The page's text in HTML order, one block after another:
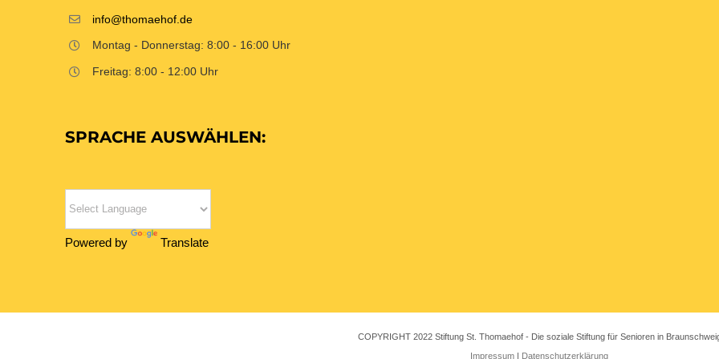
info@thomaehof.de
Montag - Donnerstag: 8:00 - 16:00 Uhr
Freitag: 8:00 - 12:00 Uhr
SPRACHE AUSWÄHLEN:
Powered by Translate
COPYRIGHT 2022 Stiftung St. Thomaehof - Die soziale Stiftung für Senioren in
Impressum | Datenschutzerklärung